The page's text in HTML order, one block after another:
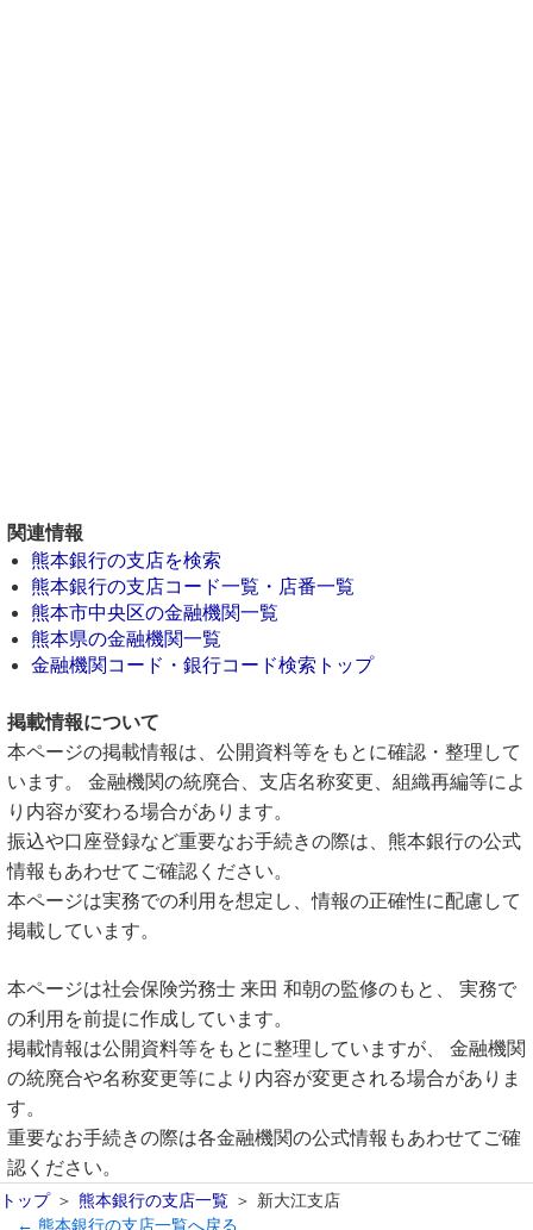
関連情報
熊本銀行の支店を検索
熊本銀行の支店コード一覧・店番一覧
熊本市中央区の金融機関一覧
熊本県の金融機関一覧
金融機関コード・銀行コード検索トップ
掲載情報について
本ページの掲載情報は、公開資料等をもとに確認・整理して
います。 金融機関の統廃合、支店名称変更、組織再編等によ
り内容が変わる場合があります。
振込や口座登録など重要なお手続きの際は、熊本銀行の公式
情報もあわせてご確認ください。
本ページは実務での利用を想定し、情報の正確性に配慮して
掲載しています。
本ページは社会保険労務士 来田 和朝の監修のもと、 実務で
の利用を前提に作成しています。
掲載情報は公開資料等をもとに整理していますが、 金融機関
の統廃合や名称変更等により内容が変更される場合がありま
す。
重要なお手続きの際は各金融機関の公式情報もあわせてご確
認ください。
トップ 熊本銀行の支店一覧
新大江支店
← 熊本銀行の支店一覧へ戻る